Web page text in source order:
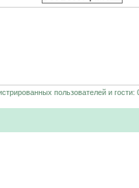
пользователей и гости: